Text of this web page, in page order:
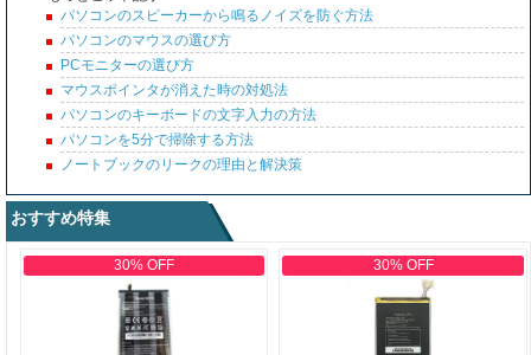
パソコンのスピーカーから鳴るノイズを防ぐ方法
パソコンのマウスの選び方
PCモニターの選び方
マウスポインタが消えた時の対処法
パソコンのキーボードの文字入力の方法
パソコンを5分で掃除する方法
ノートブックのリークの理由と解決策
おすすめ特集
30% OFF 30% OFF